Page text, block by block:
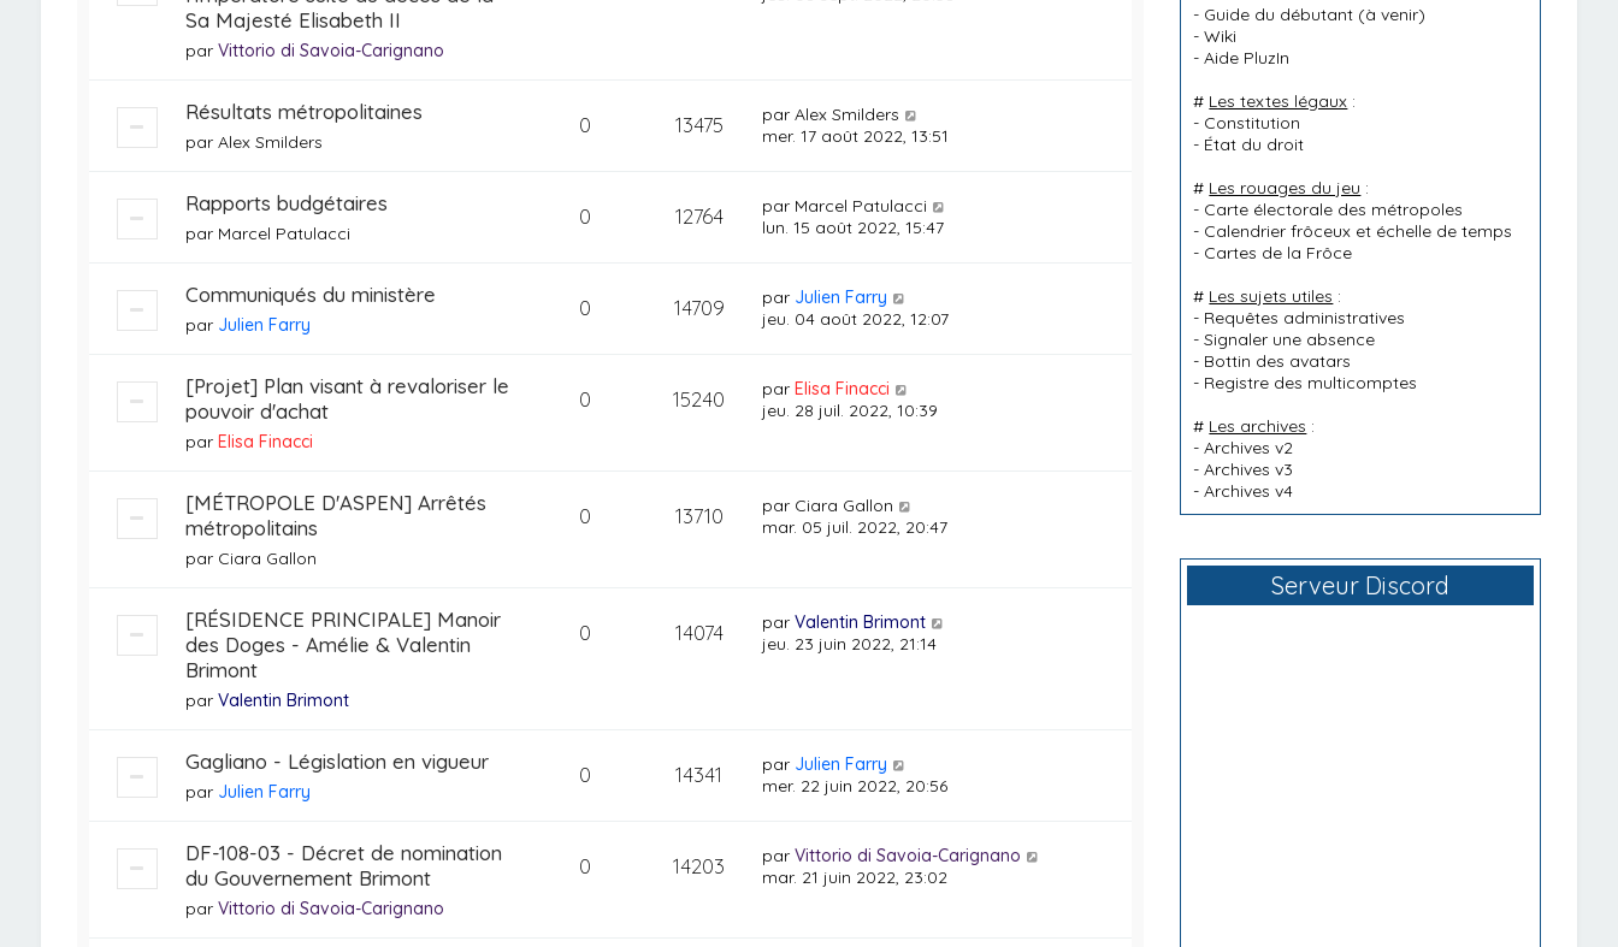
Sa Majesté Elisabeth II
par Vittorio di Savoia-Carignano
Résultats métropolitaines
par Alex Smilders
0 13475 parAlex Smilders
mer. 17 août 2022, 13:51
Rapports budgétaires
par Marcel Patulacci
0 12764 par Marcel Patulacci
lun. 15 août 2022, 15:47
Communiqués du ministère
par Julien Farry
0 14709 par Julien Farry
jeu. 04 août 2022, 12:07
[Projet] Plan visant à revaloriser le
pouvoir d'achat
par Elisa Finacci
0 15240 parElisa Finacci
jeu. 28 juil. 2022, 10:39
[MÉTROPOLE D'ASPEN] Arrêtés
métropolitains
par Ciara Gallon
0 13710 par Ciara Gallon
mar. 05 juil. 2022, 20:47
[RÉSIDENCE PRINCIPALE] Manoir
des Doges - Amélie & Valentin
Brimont
par Valentin Brimont
0 14074 parValentin Brimont
jeu. 23 juin 2022, 21:14
Gagliano - Législation en vigueur
par Julien Farry
0 14341 par Julien Farry
mer. 22 juin 2022, 20:56
DF-108-03 - Décret de nomination
du Gouvernement Brimont
par Vittorio di Savoia-Carignano
0 14203 parVittorio di Savoia-Carignano
mar. 21 juin 2022, 23:02
- Guide du débutant (à venir)
-Wiki
-Aide PluzIn
# Les textes légaux :
- Constitution
- État du droit
# Les rouages du jeu :
- Carte électorale des métropoles
- Calendrier frôceux et échelle de temps
- Cartes de la Frôce
# Les sujets utiles :
- Requêtes administratives
-Signaler une absence
- Bottin des avatars
- Registre des multicomptes
# Les archives :
-Archives v2
-Archives v3
-Archives v4
Serveur Discord